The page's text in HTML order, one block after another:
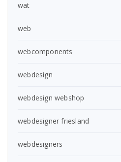
wat
web
webcomponents
webdesign
webdesign webshop
webdesigner friesland
webdesigners